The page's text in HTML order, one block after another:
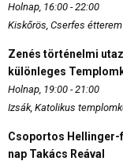
Holnap, 16:00 - 22:00
Kiskőrös, Cserfes étterem
Zenés történelmi
különleges
Holnap, 19:00 - 21:00
Izsák, Katolikus
Csoportos
nap Takács Reával